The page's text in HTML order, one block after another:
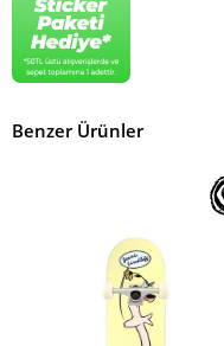
Benzer Ürünler